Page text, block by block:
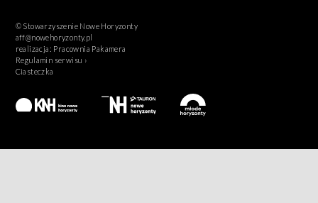
© Stowarzyszenie Nowe Horyzonty
aff@nowehoryzonty.pl
realizacja: Pracownia Pakamera
Regulamin serwisu ›
Ciasteczka